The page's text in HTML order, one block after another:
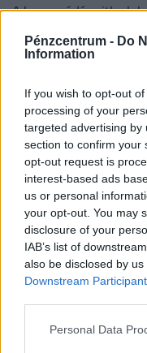
Pénzcentrum - Do
Information
If you wish to opt-out
processing of your
targeted advertising by
section to confirm your
opt-out request is
interest-based ads
us or personal
your opt-out. You may
disclosure of your
IAB’s list of
also be disclosed by
Downstream
Personal Data
A becsapódás ritka
hogy megfigyeljék
holdi ütközésének
Újabb aljas
nyomozónak
a pénzedet lehúzni
A megfélemlítéssel